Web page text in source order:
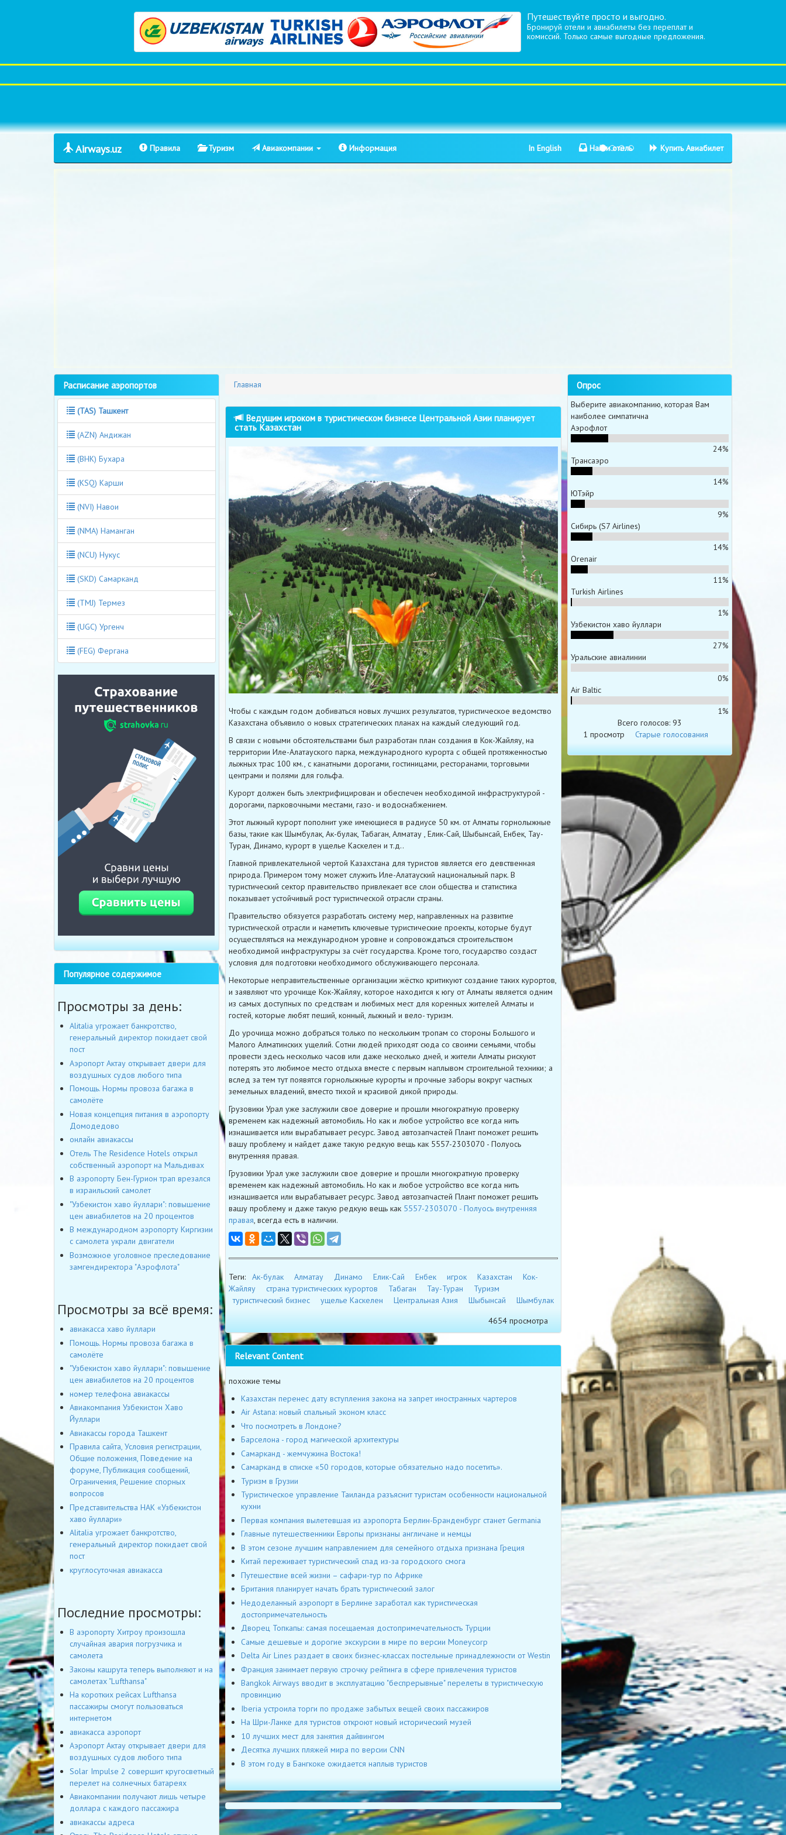
Путешествуйте просто и выгодно.
Бронируй отели и авиабилеты без переплат и
комиссий. Только самые выгодные предложения.
Airways.uz Правила Туризм Авиакомпании Информация In English Найти отель Купить Авиабилет
Главная
Ведущим игроком в туристическом бизнесе Центральной Азии планирует
стать Казахстан
Чтобы с каждым годом добиваться новых лучших результатов, туристическое ведомство
Казахстана объявило о новых стратегических планах на каждый следующий год.
В связи с новыми обстоятельствами был разработан план создания в Кок-Жайляу, на
территории Иле-Алатауского парка, международного курорта с общей протяженностью
лыжных трас 100 км., с канатными дорогами, гостиницами, ресторанами, торговыми
центрами и полями для гольфа.
Курорт должен быть электрифицирован и обеспечен необходимой инфраструктурой -
дорогами, парковочными местами, газо- и водоснабжением.
Этот лыжный курорт пополнит уже имеющиеся в радиусе 50 км. от Алматы горнолыжные
базы, такие как Шымбулак, Ак-булак, Табаган, Алматау , Елик-Сай, Шыбынсай, Енбек, Тау-
Туран, Динамо, курорт в ущелье Каскелен и т.д..
Главной привлекательной чертой Казахстана для туристов является его девственная
природа. Примером тому может служить Иле-Алатауский национальный парк. В
туристический сектор правительство привлекает все слои общества и статистика
показывает устойчивый рост туристической отрасли страны.
Правительство обязуется разработать систему мер, направленных на развитие
туристической отрасли и наметить ключевые туристические проекты, которые будут
осуществляться на международном уровне и сопровождаться строительством
необходимой инфраструктуры за счёт государства. Кроме того, государство создаст
условия для подготовки необходимого обслуживающего персонала.
Некоторые неправительственные организации жёстко критикуют создание таких курортов,
и заявляют что урочище Кок-Жайляу, которое находится к югу от Алматы является одним
из самых доступных по средствам и любимых мест для коренных жителей Алматы и
гостей, которые любят пеший, конный, лыжный и вело- туризм.
До урочища можно добраться только по нескольким тропам со стороны Большого и
Малого Алматинских ущелий. Сотни людей приходят сюда со своими семьями, чтобы
провести здесь несколько часов или даже несколько дней, и жители Алматы рискуют
потерять это любимое место отдыха вместе с первым наплывом строительной техники; а
вслед за тем тут появятся горнолыжные курорты и прочные заборы вокруг частных
земельных владений, вместо тихой и красивой дикой природы.
Грузовики Урал уже заслужили свое доверие и прошли многократную проверку
временем как надежный автомобиль. Но как и любое устройство все когда нить
изнашивается или вырабатывает ресурс. Завод автозапчастей Плант поможет решить
вашу проблему и найдет даже такую редкую вещь как 5557-2303070 - Полуось
внутренняя правая.
Грузовики Урал уже заслужили свое доверие и прошли многократную проверку
временем как надежный автомобиль. Но как и любое устройство все когда нить
изнашивается или вырабатывает ресурс. Завод автозапчастей Плант поможет решить
вашу проблему и даже такую редкую вещь как 5557-2303070 - Полуось внутренняя
правая, всегда есть в наличии.
Теги: Ак-булак Алматау Динамо Елик-Сай Енбек игрок Казахстан
Кок-
Жайляу
страна туристических курортов Табаган Тау-Туран
Туризм
туристический бизнес
ущелье Каскелен Центральная Азия Шыбынсай
Шымбулак
4654 просмотра
Relevant Content
похожие темы
Казахстан перенес дату вступления закона на запрет иностранных чартеров
Air Astana: новый спальный эконом класс
Что посмотреть в Лондоне?
Барселона - город магической архитектуры
Самарканд - жемчужина Востока!
Самарканд в списке «50 городов, которые обязательно надо посетить».
Туризм в Грузии
Туристическое управление Таиланда разъяснит туристам особенности национальной
кухни
Первая компания вылетевшая из аэропорта Берлин-Бранденбург станет Germania
Главные путешественники Европы признаны англичане и немцы
В этом сезоне лучшим направлением для семейного отдыха признана Греция
Китай переживает туристический спад из-за городского смога
Путешествие всей жизни – сафари-тур по Африке
Британия планирует начать брать туристический залог
Недоделанный аэропорт в Берлине заработал как туристическая
достопримечательность
Дворец Топкапы: самая посещаемая достопримечательность Турции
Самые дешевые и дорогие экскурсии в мире по версии Moneycorp
Delta Air Lines раздает в своих бизнес-классах постельные принадлежности от Westin
Франция занимает первую строчку рейтинга в сфере привлечения туристов
Bangkok Airways вводит в эксплуатацию "беспрерывные" перелеты в туристическую
провинцию
Iberia устроила торги по продаже забытых вещей своих пассажиров
На Шри-Ланке для туристов откроют новый исторический музей
10 лучших мест для занятия дайвингом
Десятка лучших пляжей мира по версии CNN
В этом году в Бангкоке ожидается наплыв туристов
Расписание аэропортов
(TAS) Ташкент
(AZN) Андижан
(BHK) Бухара
(KSQ) Карши
(NVI) Навои
(NMA) Наманган
(NCU) Нукус
(SKD) Самарканд
(TMJ) Термез
(UGC) Ургенч
(FEG) Фергана
Популярное содержимое
Просмотры за день:
Alitalia угрожает банкротство,
генеральный директор покидает свой
пост
Аэропорт Актау открывает двери для
воздушных судов любого типа
Помощь. Нормы провоза багажа в
самолёте
Новая концепция питания в аэропорту
Домодедово
онлайн авиакассы
Отель The Residence Hotels открыл
собственный аэропорт на Мальдивах
В аэропорту Бен-Гурион трап врезался
в израильский самолет
"Узбекистон хаво йуллари": повышение
цен авиабилетов на 20 процентов
В международном аэропорту Киргизии
с самолета украли двигатели
Возможное уголовное преследование
замгендиректора "Аэрофлота"
Просмотры за всё время:
авиакасса хаво йуллари
Помощь. Нормы провоза багажа в
самолёте
"Узбекистон хаво йуллари": повышение
цен авиабилетов на 20 процентов
номер телефона авиакассы
Авиакомпания Узбекистон Хаво
Йуллари
Авиакассы города Ташкент
Правила сайта, Условия регистрации,
Общие положения, Поведение на
форуме, Публикация сообщений,
Ограничения, Решение спорных
вопросов
Представительства НАК «Узбекистон
хаво йуллари»
Alitalia угрожает банкротство,
генеральный директор покидает свой
пост
круглосуточная авиакасса
Последние просмотры:
В аэропорту Хитроу произошла
случайная авария погрузчика и
самолета
Законы кашрута теперь выполняют и на
самолетах "Lufthansa"
На коротких рейсах Lufthansa
пассажиры смогут пользоваться
интернетом
авиакасса аэропорт
Аэропорт Актау открывает двери для
воздушных судов любого типа
Solar Impulse 2 совершит кругосветный
перелет на солнечных батареях
Авиакомпании получают лишь четыре
доллара с каждого пассажира
авиакассы адреса
Опрос
Выберите авиакомпанию, которая Вам
наиболее симпатична
Аэрофлот
24%
Трансаэро
14%
ЮТэйр
9%
Сибирь (S7 Airlines)
14%
Orenair
11%
Turkish Airlines
1%
Узбекистон хаво йуллари
27%
Уральские авиалинии
0%
Air Baltic
1%
Всего голосов: 93
1 просмотр
Старые голосования